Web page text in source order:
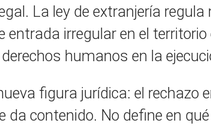
La ley de extranjería
irregular en el
humanos en la
figura jurídica: el rechazo
da contenido. No define en